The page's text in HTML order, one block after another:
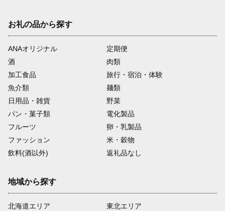
お礼の品から探す
ANAオリジナル
定期便
酒
肉類
加工食品
旅行・宿泊・体験
魚介類
麺類
日用品・雑貨
野菜
パン・菓子類
電化製品
フルーツ
卵・乳製品
ファッション
米・穀物
飲料(酒以外)
返礼品なし
地域から探す
北海道エリア
東北エリア